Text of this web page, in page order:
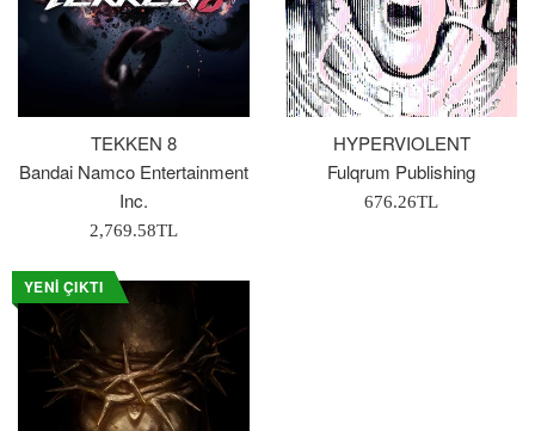
TEKKEN 8
Bandai Namco Entertainment
Inc.
Normal
2,769.58TL
HYPERVIOLENT
Fulqrum Publishing
Normal
676.26TL
YENI ÇIKTI